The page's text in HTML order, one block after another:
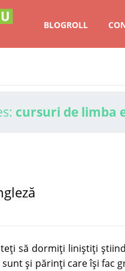
BLOGROLL
cursuri de limba
să dormiţi liniştiţi
sunt şi părinţi care îşi fac